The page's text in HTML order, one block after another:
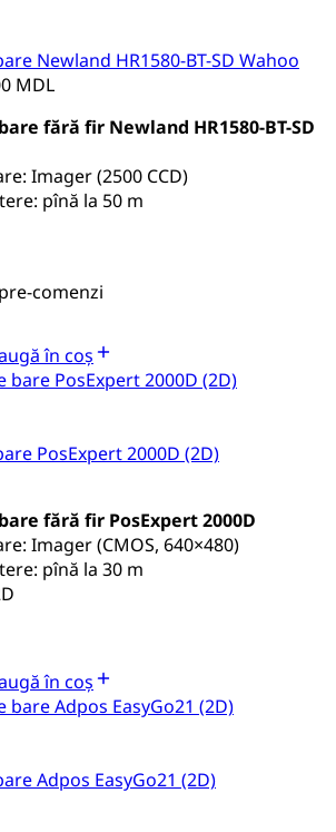
Newland HR1580-BT-SD Wahoo
MDL
fără fir Newland HR1580-BT-SD
Imager (2500 CCD)
pînă la 50 m
comenzi
în coș
PosExpert 2000D (2D)
fără fir PosExpert 2000D
Imager (CMOS, 640×480)
pînă la 30 m
în coș
Adpos EasyGo21 (2D)